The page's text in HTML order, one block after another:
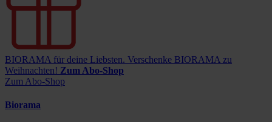
BIORAMA für deine Liebsten. Verschenke BIORAMA zu
Weihnachten! Zum Abo-Shop
Zum Abo-Shop
Biorama